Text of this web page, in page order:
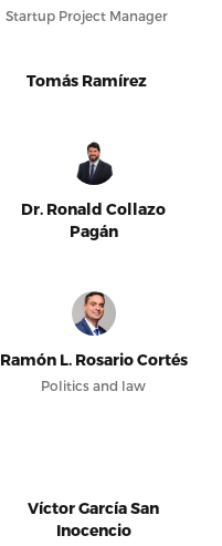
Startup Project Manager
Tomás Ramírez
Dr. Ronald Collazo
Pagán
Ramón L. Rosario Cortés
Politics and law
Víctor García San
Inocencio